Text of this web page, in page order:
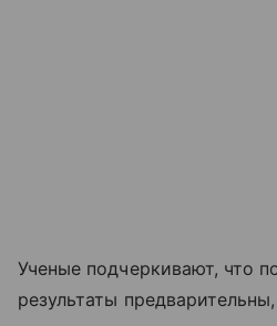
Ученые подчеркивают, что
результаты